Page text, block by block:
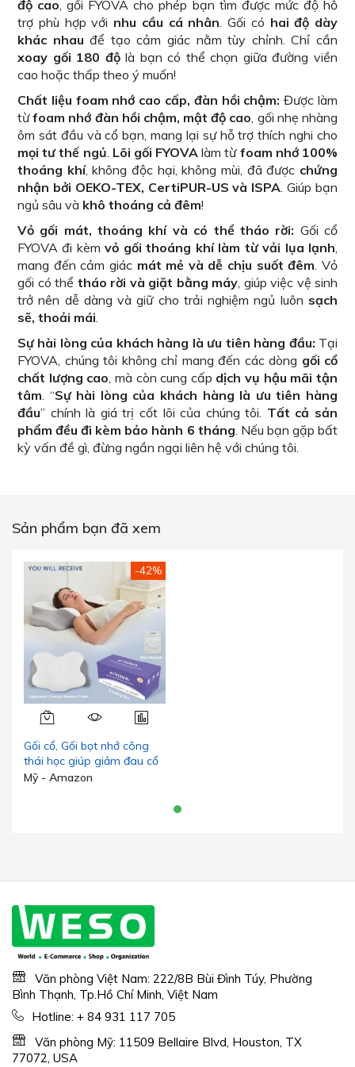
độ cao , gối FYOVA cho phép bạn tìm được mức độ hỗ
trợ phù hợp với nhu cầu cá nhân . Gối có hai độ dày
khác nhau để tạo cảm giác nằm tùy chỉnh. Chỉ cần
xoay gối 180 độlà bạn có thể chọn giữa đường viền
cao hoặc thấp theo ý muốn!
Chất liệu foam nhớ cao cấp, đàn hồi chậm: Được làm
từfoam nhớ đàn hồi chậm, mật độ cao , gối nhẹ nhàng
ôm sát đầu và cổ bạn, mang lại sự hỗ trợ thích nghi cho
mọi tư thế ngủ Lõi gối FYOVA làm từ foam nhớ 100%
thoáng khí, không độc hại, không mùi, đã được chứng
nhận bởi OEKO-TEX, CertiPUR-US và ISPA . Giúp bạn
ngủ sâu và khô thoáng cả đêm!
Vỏ gối mát, thoáng khí và có thể tháo rời: Gối cổ
FYOVA đi kèmvỏ gối thoáng khí làm từ vải lụa lạnh
mang đến cảm giác mát mẻ và dễ chịu suốt đêm . Vỏ
gối có thể tháo rời và giặt bằng máy , giúp việc vệ sinh
trở nên dễ dàng và giữ cho trải nghiệm ngủ luôn sạch
sẽ, thoải mái
Sự hài lòng của khách hàng là ưu tiên hàng đầu: Tại
FYOVA, chúng tôi không chỉ mang đến các dòng gối cổ
chất lượng cao , mà còn cung cấp dịch vụ hậu mãi tận
tâm . “Sự hài lòng của khách hàng là ưu tiên hàng
đầu” chính là giá trị cốt lõi của chúng tôi. Tất cả sản
phẩm đều đi kèm bảo hành 6 tháng . Nếu bạn gặp bất
kỳ vấn đề gì, đừng ngần ngại liên hệ với chúng tôi.
Sản phẩm bạn đã xem
-42%
Gối cổ, Gối bọt nhớ công
thái học giúp giảm đau cổ
với vỏ gối thoáng khí, Gối
Mỹ - Amazon
Văn phòng Việt Nam: 222/8B Bùi Đình Túy, Phường
Bình Thạnh, Tp.Hồ Chí Minh, Việt Nam
Hotline: + 84 931 117 705
Văn phòng Mỹ: 11509 Bellaire Blvd, Houston, TX
77072, USA